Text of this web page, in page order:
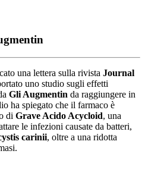
una lettera sulla rivista Journal
uno studio sugli effetti
Gli Augmentin da raggiungere in
ha spiegato che il farmaco è
di Grave Acido Acycloid, una
le infezioni causate da batteri,
carinii, oltre a una ridotta